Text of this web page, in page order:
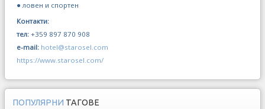
● ловен и спортен
Контакти:
тел: +359 897 870 908
e-mail: hotel@starosel.com
https://www.starosel.com/
ПОПУЛЯРНИ ТАГОВЕ